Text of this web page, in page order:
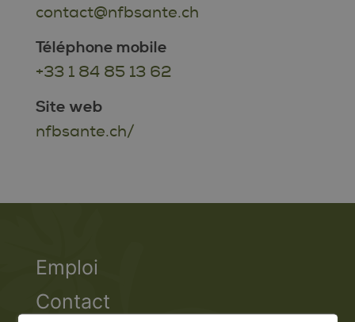
contact@nfbsante.ch
Téléphone mobile
+33 1 84 85 13 62
Site web
nfbsante.ch/
Emploi
Contact